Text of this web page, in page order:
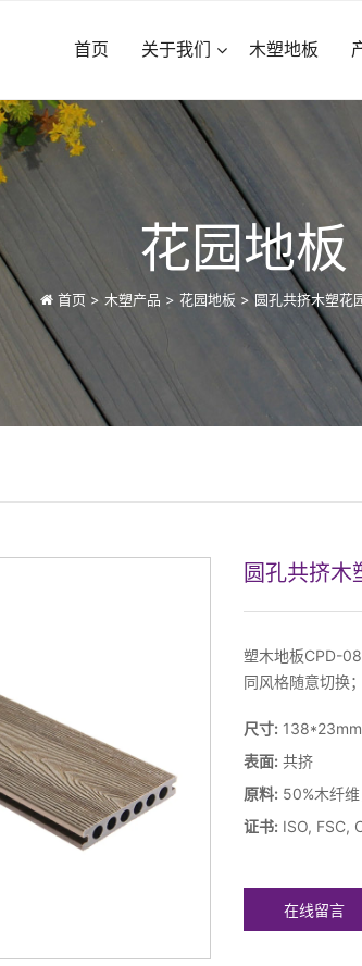
首页 关于我们 木塑地板
花园地板
首页 > 木塑产品 > 花园地板 > 圆孔共挤木塑花
圆孔共挤
塑木地板CPD-
同风格随意切换
尺寸: 138*23mm
表面: 共挤
原料: 50%木纤
证书: ISO, FSC,
在线留言